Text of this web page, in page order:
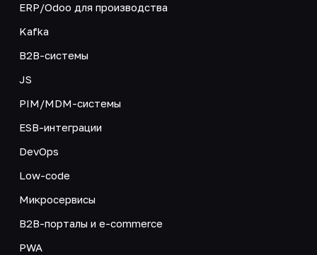
ERP/Odoo для производства
Kafka
B2B-системы
JS
PIM/MDM-системы
ESB-интеграции
DevOps
Low-code
Микросервисы
B2B-порталы и e-commerce
PWA